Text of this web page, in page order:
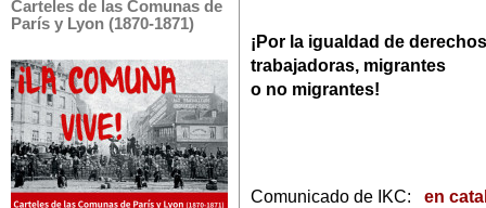
Carteles de las Comunas de
París y Lyon (1870-1871)
¡Por la igualdad de
trabajadoras, migrantes
o no migrantes!
Comunicado de IKC:
en